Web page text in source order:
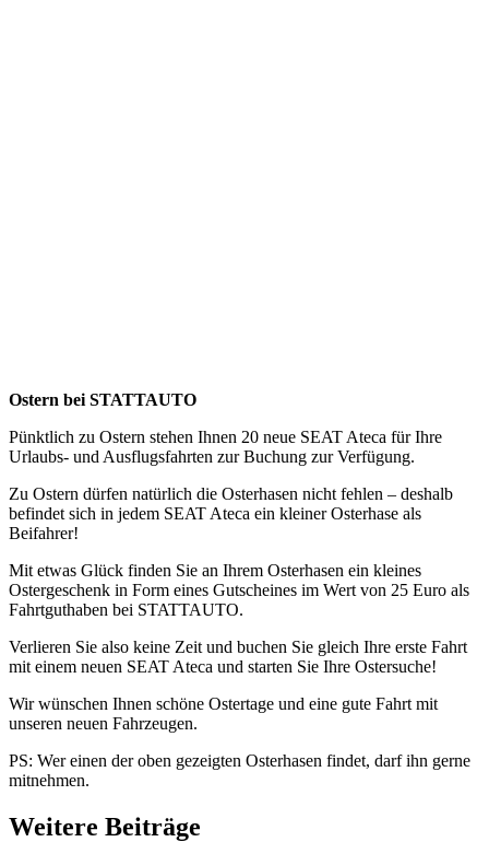
Ostern bei STATTAUTO
Pünktlich zu Ostern stehen Ihnen 20 neue SEAT Ateca für Ihre
Urlaubs- und Ausflugsfahrten zur Buchung zur Verfügung.
Zu Ostern dürfen natürlich die Osterhasen nicht fehlen – deshalb
befindet sich in jedem SEAT Ateca ein kleiner Osterhase als
Beifahrer!
Mit etwas Glück finden Sie an Ihrem Osterhasen ein kleines
Ostergeschenk in Form eines Gutscheines im Wert von 25 Euro als
Fahrtguthaben bei STATTAUTO.
Verlieren Sie also keine Zeit und buchen Sie gleich Ihre erste Fahrt
mit einem neuen SEAT Ateca und starten Sie Ihre Ostersuche!
Wir wünschen Ihnen schöne Ostertage und eine gute Fahrt mit
unseren neuen Fahrzeugen.
PS: Wer einen der oben gezeigten Osterhasen findet, darf ihn gerne
mitnehmen.
Weitere Beiträge